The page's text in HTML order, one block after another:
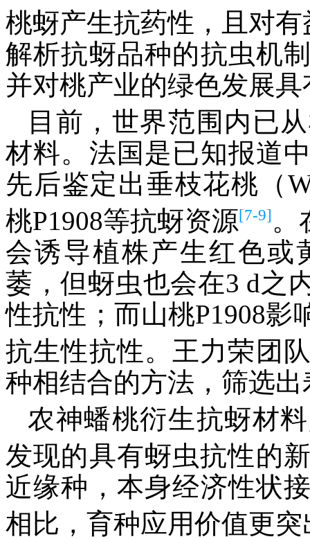
桃蚜产生抗药性，且对
解析抗蚜品种的抗虫机
并对桃产业的绿色发展
目前，世界范围内已
材料。法国是已知报道
先后鉴定出垂枝花桃（
桃P1908等抗蚜资源[7-9] 。
会诱导植株产生红色或
萎，但蚜虫也会在3 d之
性抗性；而山桃P1908影
抗生性抗性。王力荣团
种相结合的方法，筛选
农神蟠桃衍生抗蚜材
发现的具有蚜虫抗性的
近缘种，本身经济性状
相比，育种应用价值更